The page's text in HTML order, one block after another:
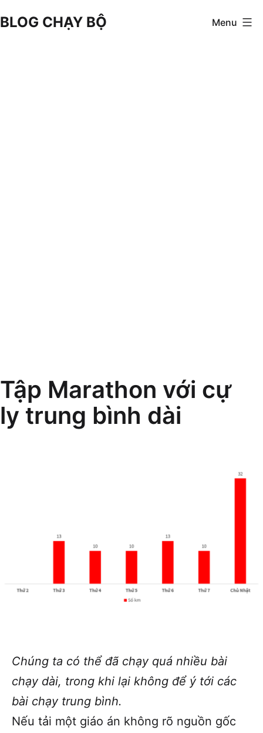
to
BLOG CHẠY BỘ Menu
Tập Marathon với cự
ly trung bình dài
Chúng ta có thể đã chạy quá nhiều bài
chạy dài, trong khi lại không để ý tới các
bài chạy trung bình.
Nếu tải một giáo án không rõ nguồn gốc